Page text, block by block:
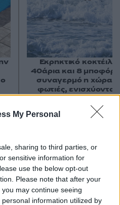
My Personal
sharing to third parties, or
sensitive information for
use the below opt-out
Please note that after your
may continue seeing
information utilized by
εδώ
Εκρηκτικό κοκτέιλ
40άρια και 8 μποφόρ
συναγερμό η χώρα
φωτιές, ενισχύονται
άνεμοι τις επόμενες